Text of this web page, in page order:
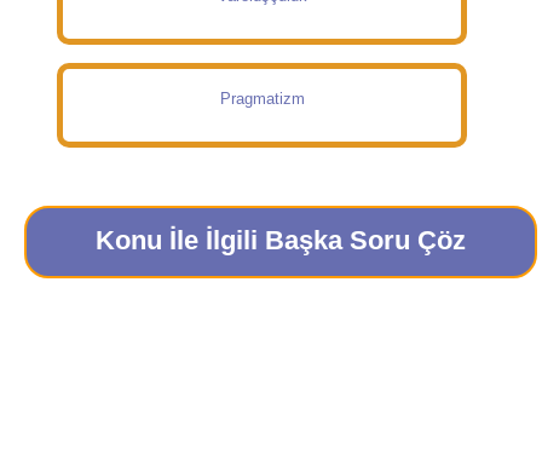
Pragmatizm
Konu İle İlgili Başka Soru Çöz